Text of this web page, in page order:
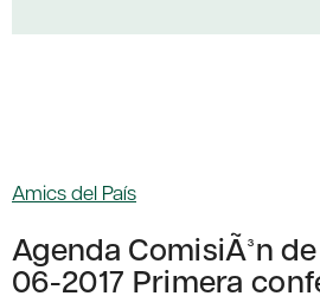
Amics del País
Agenda ComisiÃ³n
06-2017 Primera